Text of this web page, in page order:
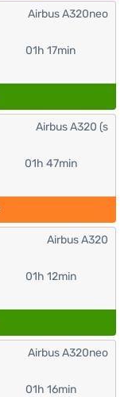
01h 17min
Airbus A320neo
01h 47min
Airbus A320 (s
01h 12min
Airbus A320
01h 16min
Airbus A320neo